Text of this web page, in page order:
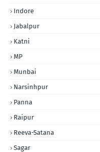
Indore
Jabalpur
Katni
MP
Munbai
Narsinhpur
Panna
Raipur
Reeva-Satana
Sagar